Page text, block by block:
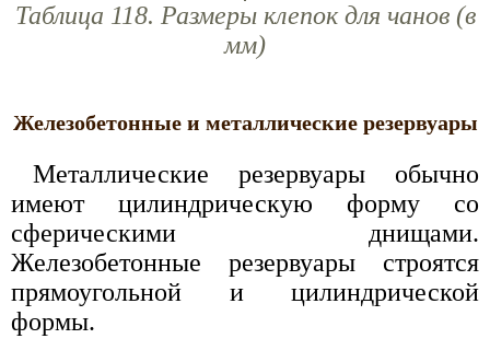
Таблица 118. Размеры клепок для чанов (в
мм)
Железобетонные и металлические резервуары
Металлические резервуары обычно
имеют цилиндрическую форму со
сферическими днищами.
Железобетонные резервуары строятся
прямоугольной и цилиндрической
формы.